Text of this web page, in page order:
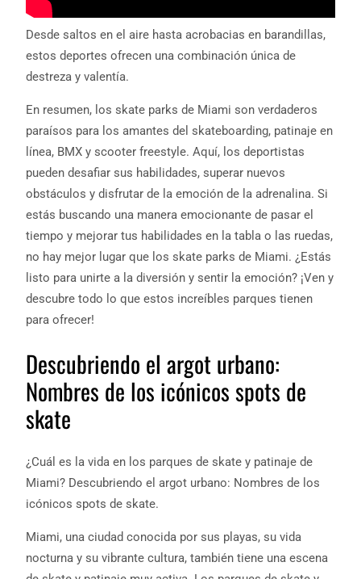
Desde saltos en el aire hasta acrobacias en barandillas,
estos deportes ofrecen una combinación única de
destreza y valentía.
En resumen, los skate parks de Miami son verdaderos
paraísos para los amantes del skateboarding, patinaje en
línea, BMX y scooter freestyle. Aquí, los deportistas
pueden desafiar sus habilidades, superar nuevos
obstáculos y disfrutar de la emoción de la adrenalina. Si
estás buscando una manera emocionante de pasar el
tiempo y mejorar tus habilidades en la tabla o las ruedas,
no hay mejor lugar que los skate parks de Miami. ¿Estás
listo para unirte a la diversión y sentir la emoción? ¡Ven y
descubre todo lo que estos increíbles parques tienen
para ofrecer!
Descubriendo el argot urbano:
Nombres de los icónicos spots de
skate
¿Cuál es la vida en los parques de skate y patinaje de
Miami? Descubriendo el argot urbano: Nombres de los
icónicos spots de skate.
Miami, una ciudad conocida por sus playas, su vida
nocturna y su vibrante cultura, también tiene una escena